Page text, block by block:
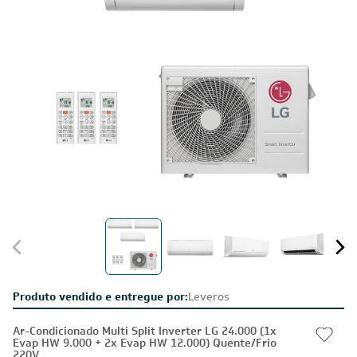
Produto vendido e entregue por:Leveros
Ar-Condicionado Multi Split Inverter LG 24.000 (1x
Evap HW 9.000 + 2x Evap HW 12.000) Quente/Frio